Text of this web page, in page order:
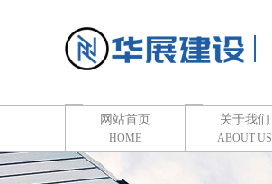
网站首页
HOME
关于我们
ABOUT US